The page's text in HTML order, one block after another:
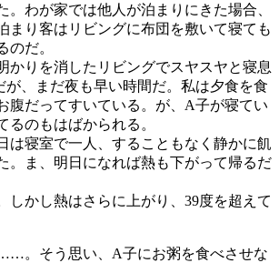
。わが家では他人が泊まりにきた場合、
まり客はリビングに布団を敷いて寝ても
のだ。
りを消したリビングでスヤスヤと寝息
が、まだ夜も早い時間だ。私は夕食を食
腹だってすいている。が、A子が寝てい
るのもはばかられる。
寝室で一人、することもなく静かに飢
。ま、明日になれば熱も下がって帰るだ
かし熱はさらに上がり、39度を超えて
。そう思い、A子にお粥を食べさせな